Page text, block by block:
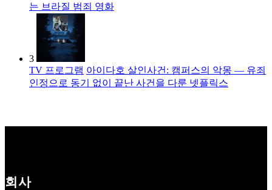
는 브라질 범죄 영화
3
TV 프로그램 아이다호 살인사건: 캠퍼스의 악몽 — 유죄
인정으로 동기 없이 끝난 사건을 다룬 넷플릭스
회사